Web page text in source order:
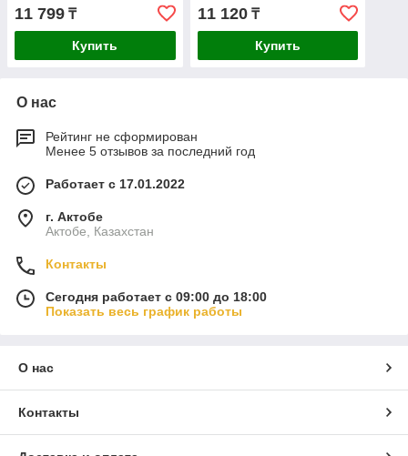
11 799 ₸
Купить
11 120₸
Купить
О нас
Рейтинг не сформирован
Менее 5 отзывов за последний год
Работает с 17.01.2022
г. Актобе
Актобе, Казахстан
Контакты
Сегодня работает с 09:00 до 18:00
Показать весь график работы
О нас
Контакты